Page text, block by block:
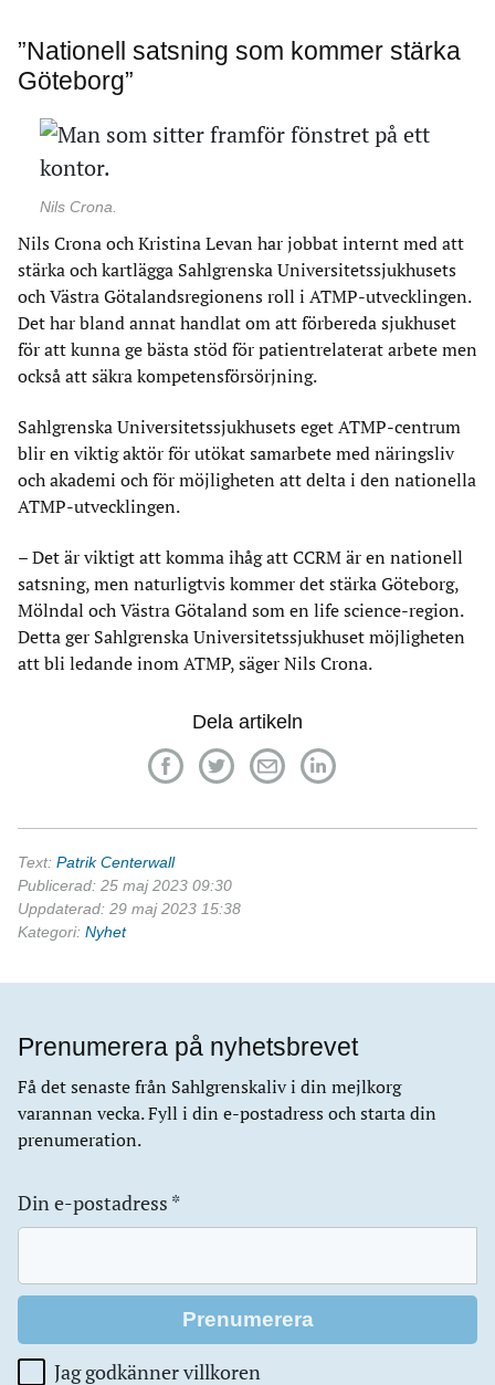
”Nationell satsning som kommer stärka
Göteborg”
Nils Crona.
Nils Crona och Kristina Levan har jobbat internt med att
stärka och kartlägga Sahlgrenska Universitetssjukhusets
och Västra Götalandsregionens roll i ATMP-utvecklingen.
Det har bland annat handlat om att förbereda sjukhuset
för att kunna ge bästa stöd för patientrelaterat arbete men
också att säkra kompetensförsörjning.
Sahlgrenska Universitetssjukhusets eget ATMP-centrum
blir en viktig aktör för utökat samarbete med näringsliv
och akademi och för möjligheten att delta i den nationella
ATMP-utvecklingen.
– Det är viktigt att komma ihåg att CCRM är en nationell
satsning, men naturligtvis kommer det stärka Göteborg,
Mölndal och Västra Götaland som en life science-region.
Detta ger Sahlgrenska Universitetssjukhuset möjligheten
att bli ledande inom ATMP, säger Nils Crona.
Dela artikeln
Text: Patrik Centerwall
Publicerad: 25 maj 2023 09:30
Uppdaterad: 29 maj 2023 15:38
Kategori: Nyhet
Prenumerera på nyhetsbrevet
Få det senaste från Sahlgrenskaliv i din mejlkorg
varannan vecka. Fyll i din e-postadress och starta din
prenumeration.
Din e-postadress *
Jag godkänner villkoren